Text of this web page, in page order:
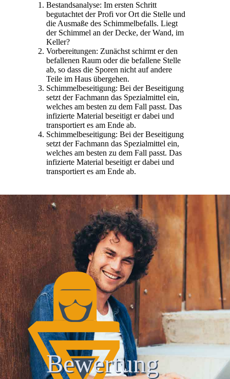
Bestandsanalyse: Im ersten Schritt
begutachtet der Profi vor Ort die Stelle und
die Ausmaße des Schimmelbefalls. Liegt
der Schimmel an der Decke, der Wand, im
Keller?
Vorbereitungen: Zunächst schirmt er den
befallenen Raum oder die befallene Stelle
ab, so dass die Sporen nicht auf andere
Teile im Haus übergehen.
Schimmelbeseitigung: Bei der Beseitigung
setzt der Fachmann das Spezialmittel ein,
welches am besten zu dem Fall passt. Das
infizierte Material beseitigt er dabei und
transportiert es am Ende ab.
Schimmelbeseitigung: Bei der Beseitigung
setzt der Fachmann das Spezialmittel ein,
welches am besten zu dem Fall passt. Das
infizierte Material beseitigt er dabei und
transportiert es am Ende ab.
Bewertung